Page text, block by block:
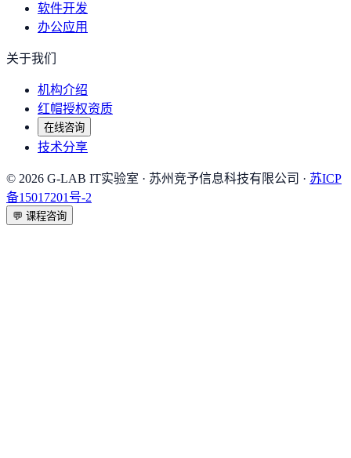
软件开发
办公应用
关于我们
机构介绍
红帽授权资质
在线咨询
技术分享
© 2026 G-LAB IT实验室 · 苏州竞予信息科技有限公司 · 苏ICP
备15017201号-2
💬 课程咨询